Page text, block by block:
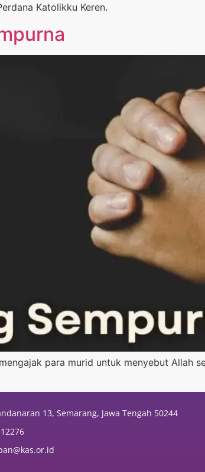
Katolikku Keren.
para murid untuk menyebut Allah
13, Semarang, Jawa Tengah 50244